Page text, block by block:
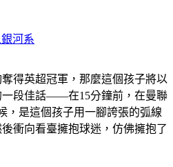
河系
得英超冠軍，那麼這個孩子將以
一段佳話——在15分鐘前，在曼聯
，是這個孩子用一腳誇張的弧線
衝向看臺擁抱球迷，仿佛擁抱了